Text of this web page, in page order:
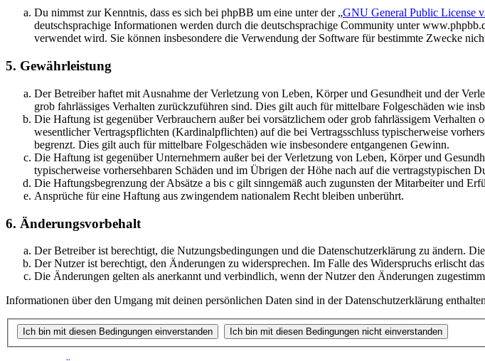
Du nimmst zur Kenntnis, dass es sich bei phpBB um eine unter der „GNU General Public License
deutschsprachige Informationen werden durch die deutschsprachige Community unter
verwendet wird. Sie können insbesondere die Verwendung der Software für bestimmte Zwecke
5. Gewährleistung
Der Betreiber haftet mit Ausnahme der Verletzung von Leben, Körper und Gesundheit und der
grob fahrlässiges Verhalten zurückzuführen sind. Dies gilt auch für mittelbare Folgeschäden wie
Die Haftung ist gegenüber Verbrauchern außer bei vorsätzlichem oder grob fahrlässigem
wesentlicher Vertragspflichten (Kardinalpflichten) auf die bei Vertragsschluss typischerweise
begrenzt. Dies gilt auch für mittelbare Folgeschäden wie insbesondere entgangenen Gewinn.
Die Haftung ist gegenüber Unternehmern außer bei der Verletzung von Leben, Körper und
typischerweise vorhersehbaren Schäden und im Übrigen der Höhe nach auf die vertragstypischen
Die Haftungsbegrenzung der Absätze a bis c gilt sinngemäß auch zugunsten der Mitarbeiter und
Ansprüche für eine Haftung aus zwingendem nationalem Recht bleiben unberührt.
6. Änderungsvorbehalt
Der Betreiber ist berechtigt, die Nutzungsbedingungen und die Datenschutzerklärung zu ändern.
Der Nutzer ist berechtigt, den Änderungen zu widersprechen. Im Falle des Widerspruchs erlischt
Die Änderungen gelten als anerkannt und verbindlich, wenn der Nutzer den Änderungen
Informationen über den Umgang mit deinen persönlichen Daten sind in der Datenschutzerklärung